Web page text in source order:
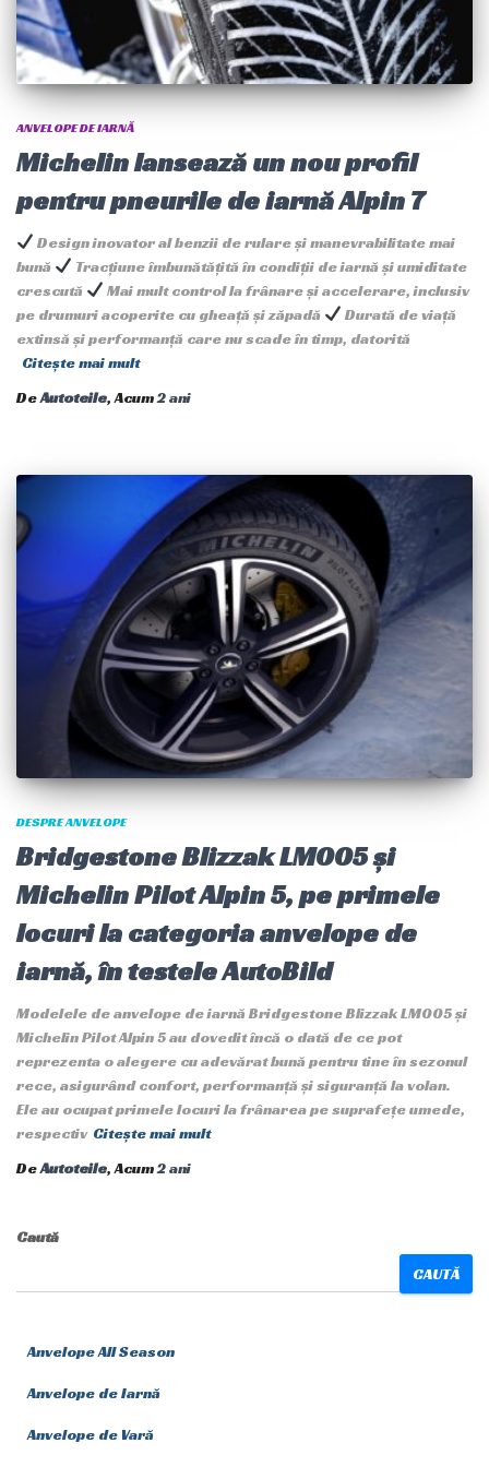
ANVELOPE DE IARNĂ
Michelin lansează un nou profil
pentru pneurile de iarnă Alpin 7
Design inovator al benzii de rulare și manevrabilitate mai
bună
Tracțiune îmbunătățită în condiții de iarnă și umiditate
crescută
Mai mult control la frânare și accelerare, inclusiv
pe drumuri acoperite cu gheață și zăpadă
Durată de viață
extinsă și performanță care nu scade în timp, datorită
Citește mai mult
DeAutoteile, Acum2 ani
DESPRE ANVELOPE
Bridgestone Blizzak LM005 și
Michelin Pilot Alpin 5, pe primele
locuri la categoria anvelope de
iarnă, în testele AutoBild
Modelele de anvelope de iarnă Bridgestone Blizzak LM005 și
Michelin Pilot Alpin 5 au dovedit încă o dată de ce pot
reprezenta o alegere cu adevărat bună pentru tine în sezonul
rece, asigurând confort, performanță și siguranță la volan.
Ele au ocupat primele locuri la frânarea pe suprafețe umede,
respectiv Citește mai mult
DeAutoteile, Acum2 ani
Caută
CAUTĂ
Anvelope All Season
Anvelope de Iarnă
Anvelope de Vară